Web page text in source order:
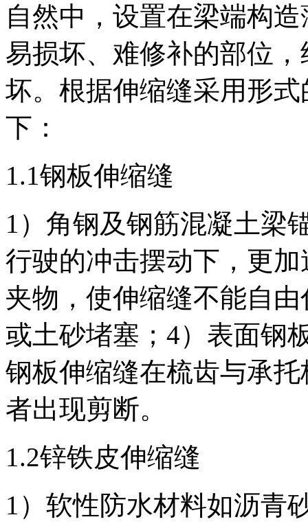
自然中，设置在梁端构
易损坏、难修补的部位
坏。根据伸缩缝采用形
下：
1.1钢板伸缩缝
1）角钢及钢筋混凝土梁
行驶的冲击摆动下，更
夹物，使伸缩缝不能自
或土砂堵塞；4）表面钢
钢板伸缩缝在梳齿与承
者出现剪断。
1.2锌铁皮伸缩缝
1）软性防水材料如沥青